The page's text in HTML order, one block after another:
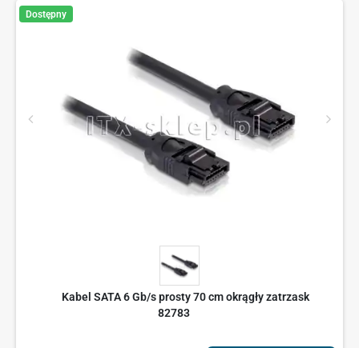
Dostępny
Kabel SATA 6 Gb/s prosty 70 cm okrągły zatrzask
82783